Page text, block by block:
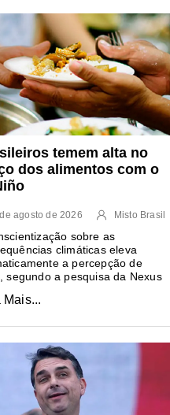
temem alta no
dos alimentos com o
agosto de 2026 Misto Brasil
sobre as
climáticas eleva
a percepção de
segundo a pesquisa da Nexus
Mais...